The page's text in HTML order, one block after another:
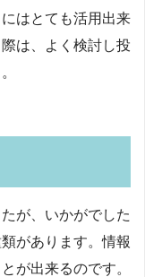
はとても活用出来
は、よく検討し投
が、いかがでした
があります。情報
が出来るのです。